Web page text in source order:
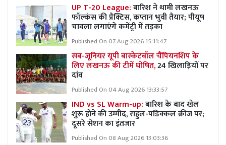
UP T-20 League:बारिश ने थामी लखनऊ
फॉल्कंस की प्रैक्टिस, कप्तान भुवी तैयार; पीयूष
चावला लगाएंगे कमेंट्री में तड़का
Published On 07 Aug 2026 15:11:47
सब-जूनियर यूपी बास्केटबॉल चैंपियनशिप के
लिए लखनऊ की टीमें घोषित,24 खिलाड़ियों पर
दांव
Published On 04 Aug 2026 13:33:57
IND vs SL Warm-up:बारिश के बाद खेल
शुरू होने की उम्मीद, राहुल-पडिक्कल क्रीज पर;
दूसरे सेशन का इंतजार
Published On 08 Aug 2026 13:03:36